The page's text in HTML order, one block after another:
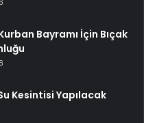
Bayramı İçin Bıçak
Kesintisi Yapılacak